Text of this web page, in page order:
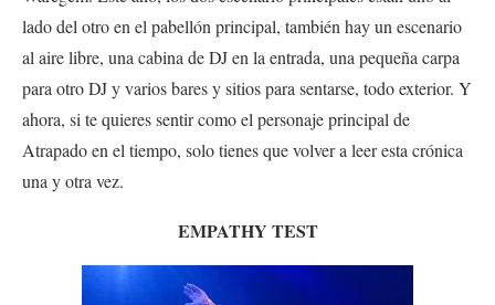
lado del otro en el pabellón principal, también hay un escenario
al aire libre, una cabina de DJ en la entrada, una pequeña carpa
para otro DJ y varios bares y sitios para sentarse, todo exterior. Y
ahora, si te quieres sentir como el personaje principal de
Atrapado en el tiempo, solo tienes que volver a leer esta crónica
una y otra vez.
EMPATHY TEST